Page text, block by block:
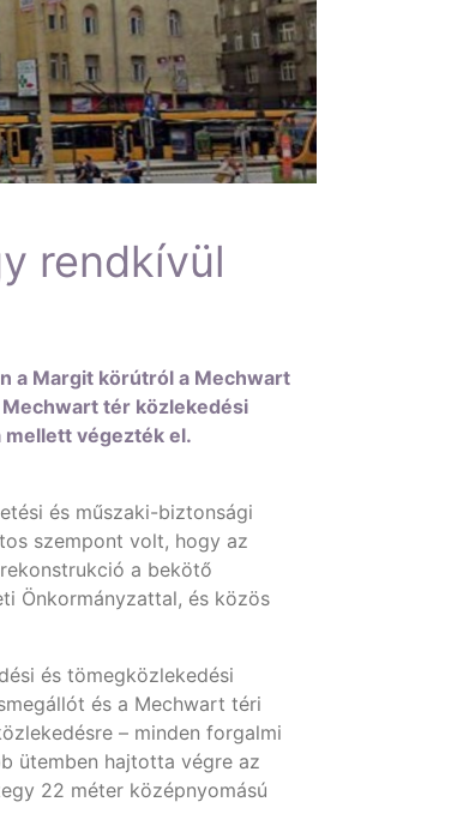
rendkívül
a Margit körútról a Mechwart
tér közlekedési
végezték el.
és műszaki-biztonsági
szempont volt, hogy az
a bekötő
Önkormányzattal, és közös
és tömegközlekedési
és a Mechwart téri
– minden forgalmi
ütemben hajtotta végre az
22 méter középnyomású